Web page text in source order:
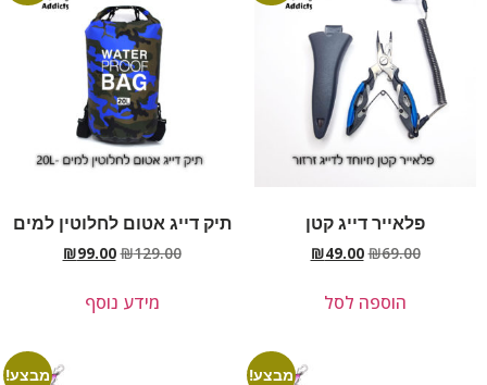
פלאייר דייג קטן
₪69.00
₪49.00
הוספה לסל
תיק דייג אטום לחלוטין למים
₪129.00
₪99.00
מידע נוסף
מבצע! מבצע!